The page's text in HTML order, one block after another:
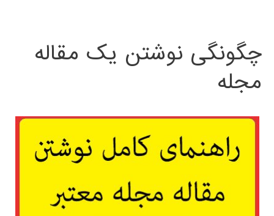
چگونگی نوشتن یک مقاله
مجله